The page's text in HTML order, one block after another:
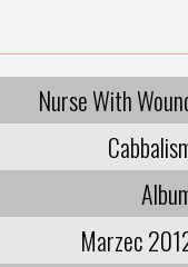
Nurse With
Marzec